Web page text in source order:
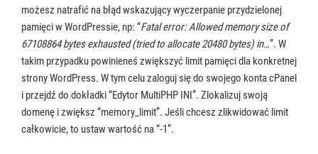
możesz natrafić na błąd wskazujący wyczerpanie przydzielonej
pamięci w WordPressie, np: “Fatal error: Allowed memory size of
67108864 bytes exhausted (tried to allocate 20480 bytes) in…”. W
takim przypadku powinieneś zwiększyć limit pamięci dla konkretnej
strony WordPress. W tym celu zaloguj się do swojego konta cPanel
i przejdź do dokładki “Edytor MultiPHP INI”. Zlokalizuj swoją
domenę i zwiększ “memory_limit”. Jeśli chcesz zlikwidować limit
całkowicie, to ustaw wartość na “-1”.